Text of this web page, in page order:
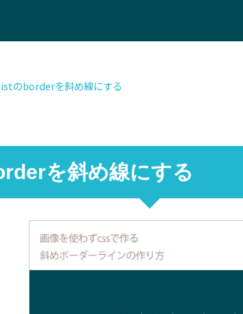
のborderを斜め線にする
を斜め線にする